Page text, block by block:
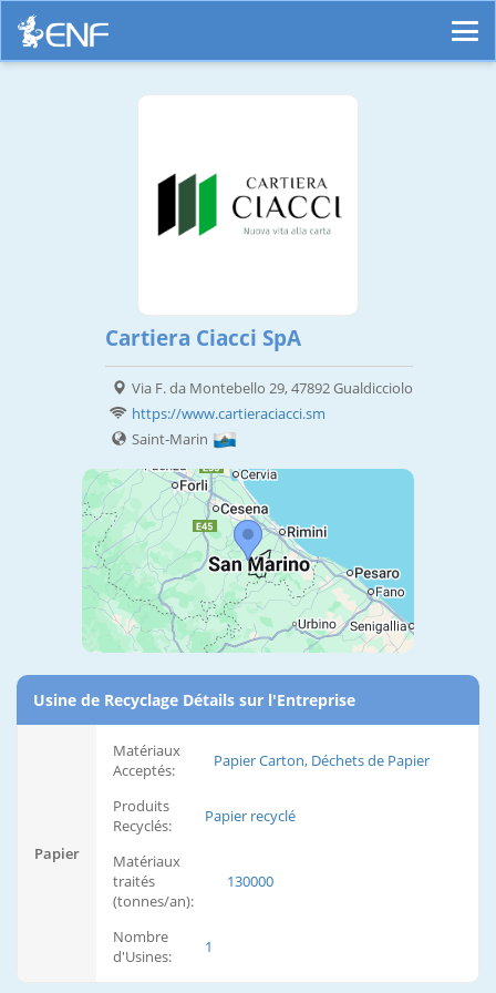
Cartiera Ciacci SpA
Via F. da Montebello 29, 47892 Gualdicciolo
https://www.cartieraciacci.sm
Saint-Marin
Usine de Recyclage Détails sur l'Entreprise
Papier
Matériaux
Acceptés:
Papier Carton, Déchets de Papier
Produits
Recyclés:
Papier recyclé
Matériaux
traités
(tonnes/an):
130000
Nombre
d'Usines:
1